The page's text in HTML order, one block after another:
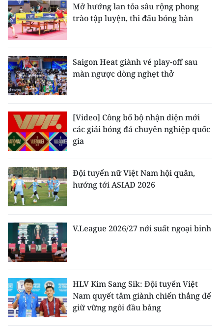
Mở hướng lan tỏa sâu rộng phong
trào tập luyện, thi đấu bóng bàn
Saigon Heat giành vé play-off sau
màn ngược dòng nghẹt thở
[Video] Công bố bộ nhận diện mới
các giải bóng đá chuyên nghiệp quốc
gia
Đội tuyển nữ Việt Nam hội quân,
hướng tới ASIAD 2026
V.League 2026/27 nới suất ngoại binh
HLV Kim Sang Sik: Đội tuyển Việt
Nam quyết tâm giành chiến thắng để
giữ vững ngôi đầu bảng